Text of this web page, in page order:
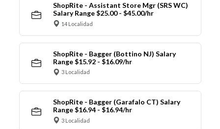
ShopRite - Assistant Store Mgr (SRS WC)
Salary Range $25.00 - $45.00/hr
14 Localidad
ShopRite - Bagger (Bottino NJ) Salary
Range $15.92 - $16.09/hr
3 Localidad
ShopRite - Bagger (Garafalo CT) Salary
Range $16.94 - $16.94/hr
3 Localidad